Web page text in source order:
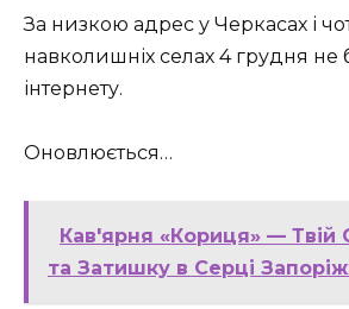
За низкою адрес у Черкасах і
навколишніх селах 4 грудня не
інтернету.
Оновлюється…
Кав'ярня «Кориця» — Твій
та Затишку в Серці